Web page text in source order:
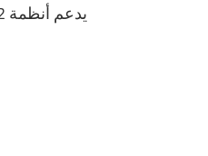
يدعم أنظمة 32 بت و 64 بت